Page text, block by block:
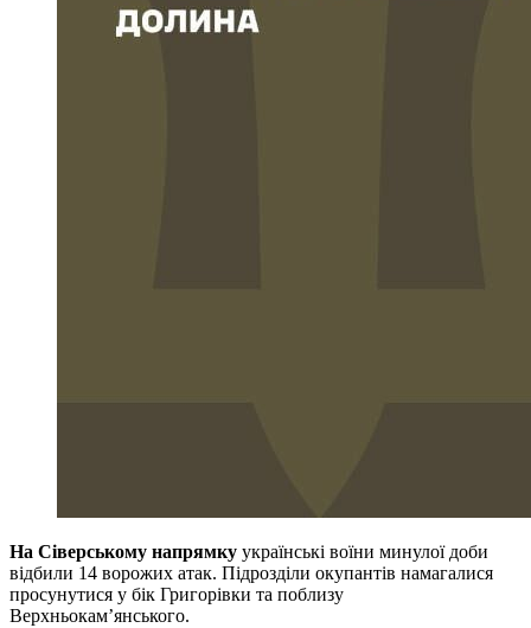
На Сіверському напрямку українські воїни минулої доби
відбили 14 ворожих атак. Підрозділи окупантів намагалися
просунутися у бік Григорівки та поблизу
Верхньокам’янського.